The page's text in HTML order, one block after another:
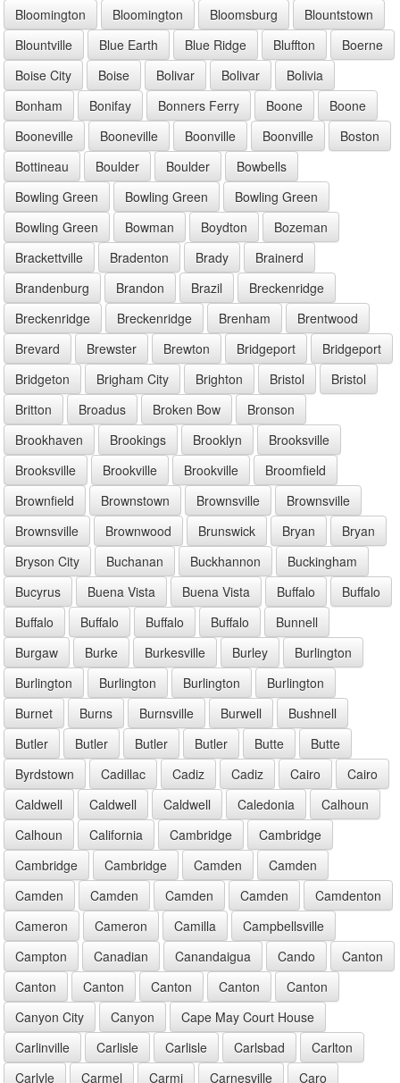
Bloomington
Bloomington Bloomsburg
Blountstown
Blountville
Blue Earth Blue Ridge Bluffton
Boerne
Boise City
Boise Bolivar Bolivar
Bolivia
Bonham
Bonifay Bonners Ferry Boone
Boone
Booneville
Booneville Boonville Boonville
Boston
Bottineau
Boulder Boulder
Bowbells
Bowling Green
Bowling Green
Bowling Green
Bowling Green
Bowman Boydton
Bozeman
Brackettville
Bradenton Brady
Brainerd
Brandenburg
Brandon Brazil
Breckenridge
Breckenridge
Breckenridge Brenham
Brentwood
Brevard
Brewster Brewton Bridgeport
Bridgeport
Bridgeton
Brigham City Brighton Bristol
Bristol
Britton
Broadus Broken Bow
Bronson
Brookhaven
Brookings Brooklyn
Brooksville
Brooksville
Brookville Brookville
Broomfield
Brownfield
Brownstown Brownsville
Brownsville
Brownsville
Brownwood Brunswick Bryan
Bryan
Bryson City
Buchanan Buckhannon
Buckingham
Bucyrus
Buena Vista Buena Vista Buffalo
Buffalo
Buffalo
Buffalo Buffalo Buffalo
Bunnell
Burgaw
Burke Burkesville Burley
Burlington
Burlington
Burlington Burlington
Burlington
Burnet
Burns Burnsville Burwell
Bushnell
Butler
Butler Butler Butler Butte
Butte
Byrdstown
Cadillac Cadiz Cadiz Cairo
Cairo
Caldwell
Caldwell Caldwell Caledonia
Calhoun
Calhoun
California Cambridge
Cambridge
Cambridge
Cambridge Camden
Camden
Camden
Camden Camden Camden
Camdenton
Cameron
Cameron Camilla
Campbellsville
Campton
Canadian Canandaigua Cando
Canton
Canton
Canton Canton Canton
Canton
Canyon City
Canyon
Cape May Court House
Carlinville
Carlisle Carlisle Carlsbad
Carlton
Carlyle
Carmel Carmi Carnesville Caro